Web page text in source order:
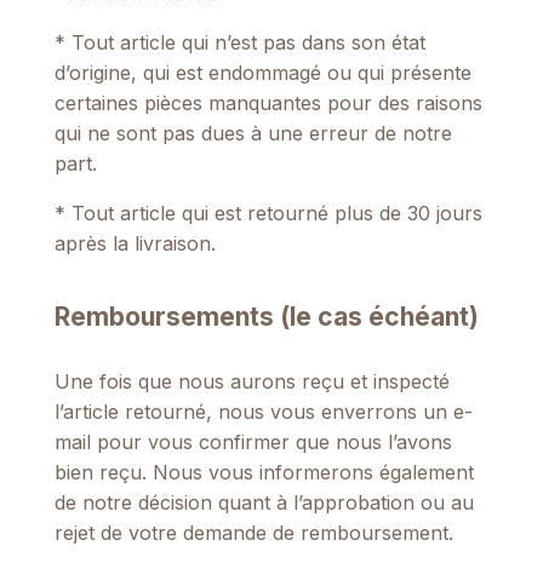
* Tout article qui n’est pas dans son état
d’origine, qui est endommagé ou qui présente
certaines pièces manquantes pour des raisons
qui ne sont pas dues à une erreur de notre
part.
* Tout article qui est retourné plus de 30 jours
après la livraison.
Remboursements (le cas échéant)
Une fois que nous aurons reçu et inspecté
l’article retourné, nous vous enverrons un e-
mail pour vous confirmer que nous l’avons
bien reçu. Nous vous informerons également
de notre décision quant à l’approbation ou au
rejet de votre demande de remboursement.